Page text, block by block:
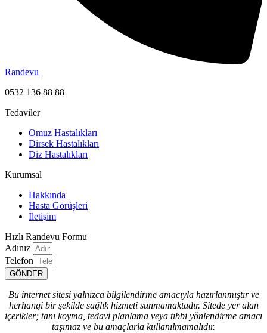
Randevu
0532 136 88 88
Tedaviler
Omuz Hastalıkları
Dirsek Hastalıkları
Diz Hastalıkları
Kurumsal
Hakkında
Hasta Görüşleri
İletişim
Hızlı Randevu Formu
Adınız
Telefon
GÖNDER
Bu internet sitesi yalnızca bilgilendirme amacıyla hazırlanmıştır ve
herhangi bir şekilde sağlık hizmeti sunmamaktadır. Sitede yer alan
içerikler; tanı koyma, tedavi planlama veya tıbbi yönlendirme amacı
taşımaz ve bu amaçlarla kullanılmamalıdır.